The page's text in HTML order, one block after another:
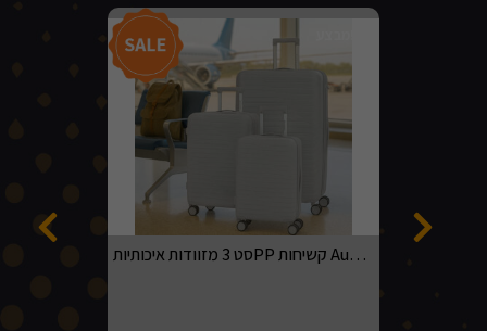
סט 3 מזוודות איכותיותPP קשיחות Australian adventurer בגדלים 20, 24, 28 בצבע אפור בהיר